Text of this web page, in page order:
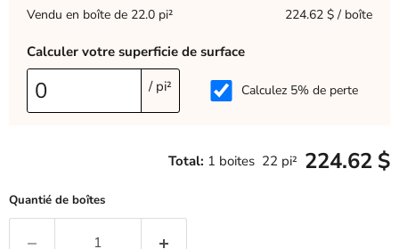
Vendu en boîte de 22.0 pi² 224.62 $ / boîte
Calculer votre superficie de surface
/ pi²
Calculez 5% de perte
Total: 1 boites 22 pi² 224.62 $
Quantié de boîtes